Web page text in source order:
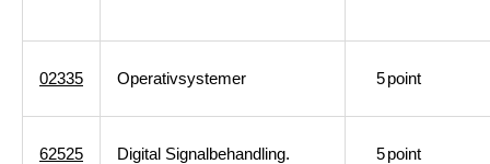
02335 Operativsystemer 5point
62525 Digital Signalbehandling. 5point